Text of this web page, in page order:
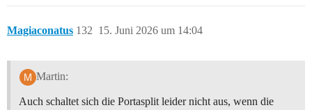
Magiaconatus 15. Juni 2026 um 14:04
132
Martin:
Auch schaltet sich die Portasplit leider nicht aus, wenn die